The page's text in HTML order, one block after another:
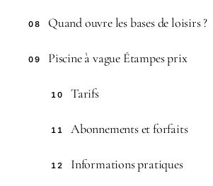
08 Quand ouvre les bases de loisirs ?
09 Piscine à vague Étampes prix
10 Tarifs
11 Abonnements et forfaits
12 Informations pratiques